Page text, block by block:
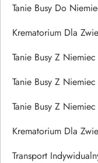
Tanie Busy Do
Krematorium Dla
Tanie Busy Z
Tanie Busy Z
Tanie Busy Z
Krematorium Dla
Transport